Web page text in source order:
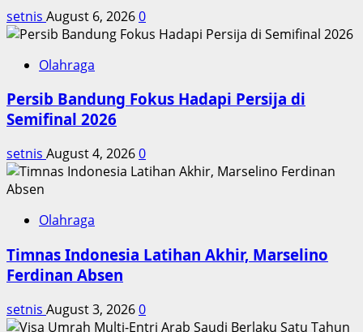
setnis August 6, 20260
Olahraga
Persib Bandung Fokus Hadapi Persija di
Semifinal 2026
setnis August 4, 20260
Olahraga
Timnas Indonesia Latihan Akhir, Marselino
Ferdinan Absen
setnis August 3, 20260